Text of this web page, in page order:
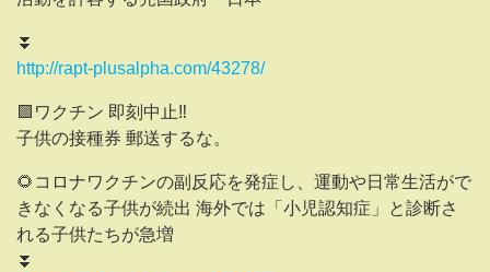
⏬
http://rapt-plusalpha.com/43278/
🟪ワクチン 即刻中止‼️
子供の接種券 郵送するな。
🌻コロナワクチンの副反応を発症し、運動や日常生活がで
きなくなる子供が続出 海外では「小児認知症」と診断さ
れる子供たちが急増
⏬